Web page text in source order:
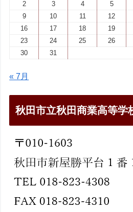
2
3 4 5
9
10 11 12
16
17 18 19
23
24 25 26
30
31
« 7月
秋田市立秋田商業高等学